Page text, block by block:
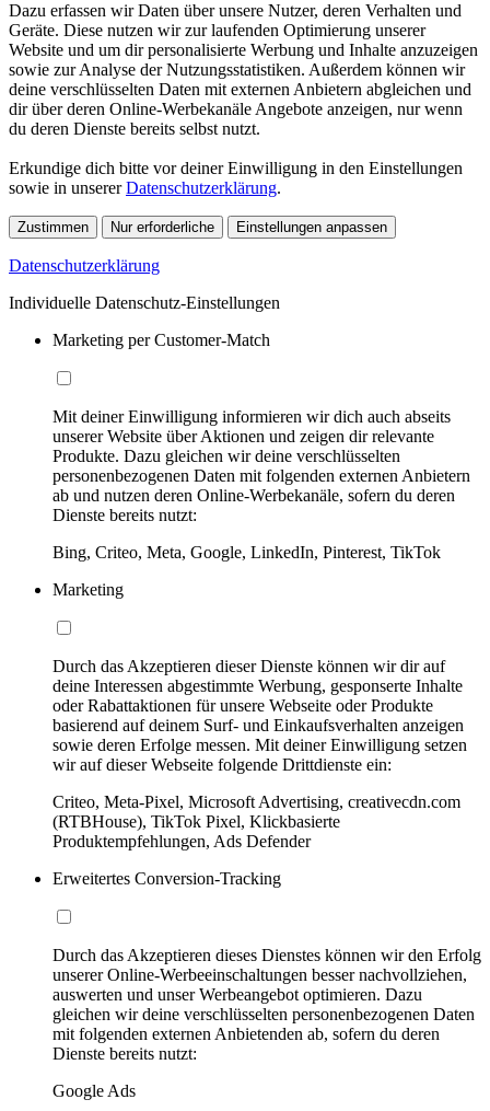
Dazu erfassen wir Daten über unsere Nutzer, deren Verhalten und
Geräte. Diese nutzen wir zur laufenden Optimierung unserer
Website und um dir personalisierte Werbung und Inhalte anzuzeigen
sowie zur Analyse der Nutzungsstatistiken. Außerdem können wir
deine verschlüsselten Daten mit externen Anbietern abgleichen und
dir über deren Online-Werbekanäle Angebote anzeigen, nur wenn
du deren Dienste bereits selbst nutzt.
Erkundige dich bitte vor deiner Einwilligung in den Einstellungen
sowie in unsererDatenschutzerklärung.
Zustimmen Nur erforderliche Einstellungen anpassen
Datenschutzerklärung
Individuelle Datenschutz-Einstellungen
Marketing per Customer-Match
Mit deiner Einwilligung informieren wir dich auch abseits
unserer Website über Aktionen und zeigen dir relevante
Produkte. Dazu gleichen wir deine verschlüsselten
personenbezogenen Daten mit folgenden externen Anbietern
ab und nutzen deren Online-Werbekanäle, sofern du deren
Dienste bereits nutzt:
Bing, Criteo, Meta, Google, LinkedIn, Pinterest, TikTok
Marketing
Durch das Akzeptieren dieser Dienste können wir dir auf
deine Interessen abgestimmte Werbung, gesponserte Inhalte
oder Rabattaktionen für unsere Webseite oder Produkte
basierend auf deinem Surf- und Einkaufsverhalten anzeigen
sowie deren Erfolge messen. Mit deiner Einwilligung setzen
wir auf dieser Webseite folgende Drittdienste ein:
Criteo, Meta-Pixel, Microsoft Advertising, creativecdn.com
(RTBHouse), TikTok Pixel, Klickbasierte
Produktempfehlungen, Ads Defender
Erweitertes Conversion-Tracking
Durch das Akzeptieren dieses Dienstes können wir den Erfolg
unserer Online-Werbeeinschaltungen besser nachvollziehen,
auswerten und unser Werbeangebot optimieren. Dazu
gleichen wir deine verschlüsselten personenbezogenen Daten
mit folgenden externen Anbietenden ab, sofern du deren
Dienste bereits nutzt:
Google Ads